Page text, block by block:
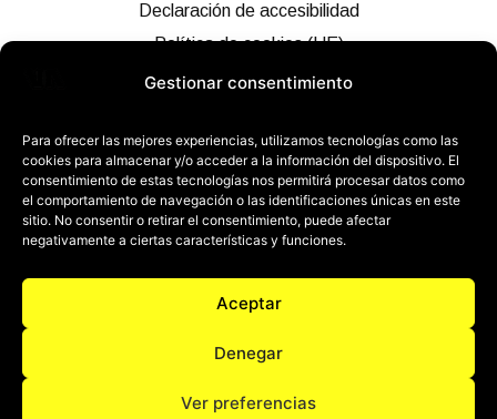
Gestionar consentimiento
Para ofrecer las mejores experiencias, utilizamos tecnologías como las
cookies para almacenar y/o acceder a la información del dispositivo. El
consentimiento de estas tecnologías nos permitirá procesar datos como
el comportamiento de navegación o las identificaciones únicas en este
sitio. No consentir o retirar el consentimiento, puede afectar
negativamente a ciertas características y funciones.
Aceptar
Denegar
Ver preferencias
¿QUIERES ESTAR AL DÍA DE TODO?
Declaración de accesibilidad
Política de cookies (UE)
REDES SOCIALES
Financiado por la Unión Europea – Next GenerationEU